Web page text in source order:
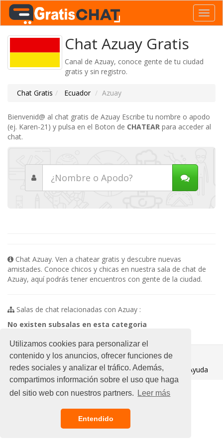
Utilizamos cookies para personalizar el
contenido y los anuncios, ofrecer funciones de
redes sociales y analizar el tráfico. Además,
compartimos información sobre el uso que haga
del sitio web con nuestros partners.
Leer más
Entendido
Chat Azuay Gratis
Canal de Azuay, conoce gente de tu ciudad
gratis y sin registro.
Chat Gratis Ecuador Azuay
Bienvenid@ al chat gratis de Azuay Escribe tu nombre o apodo
(ej. Karen-21) y pulsa en el Boton de CHATEAR para acceder al
chat.
Chat Azuay. Ven a chatear gratis y descubre nuevas
amistades. Conoce chicos y chicas en nuestra sala de chat de
Azuay, aquí podrás tener encuentros con gente de la ciudad.
Salas de chat relacionadas con Azuay :
No existen subsalas en esta categoria
© 2021 Chat Gratis
Aviso legal
Ayuda